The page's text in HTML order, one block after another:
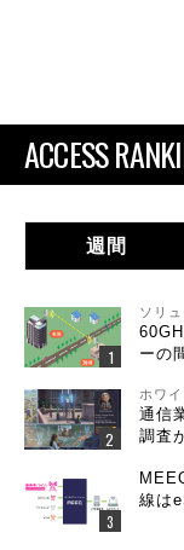
ACCESS
週間
ソリ
ーの
ホワ
通信
調査
線は